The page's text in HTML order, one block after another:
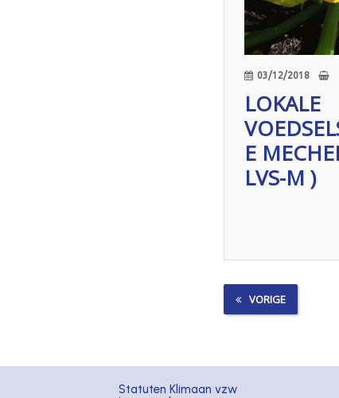
03/12/2018
LOKALE
E
LVS-M )
VORIGE
Statuten Klimaan vzw